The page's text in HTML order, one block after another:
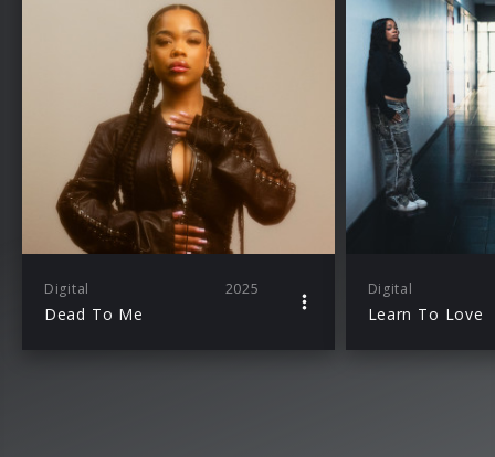
Digital 2025
Dead To Me
Digital
Learn To Love